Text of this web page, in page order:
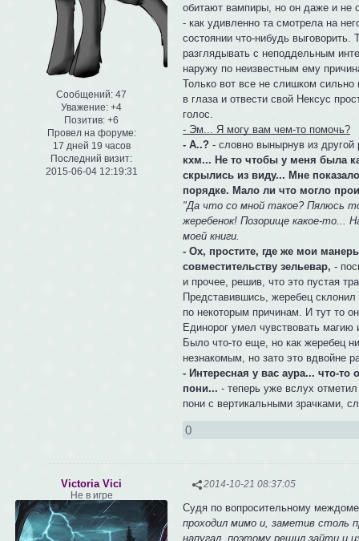
Сообщений: 47
Уважение: +4
Позитив: +6
Провел на форуме:
17 дней 19 часов
Последний визит:
2015-06-04 12:19:31
обитают вампиры, но он даже и не
- как удивленно та смотрела на
состоянии что-нибудь
разглядывать с неподдельным
наружу по неизвестным ему
Только вот все не слишком
в глаза и отвести свой Нексус
голос.
- Эм... Я могу вам чем-то помочь?
- А..? - словно вынырнув из другой
кхм... Не то чтобы у меня была
скрылись из виду... Мне
порядке. Мало ли что могло
"Да что со мной такое? Пялюсь
жеребенок! Позорище какое-то...
моей книги.
- Ох, простите, где же мои
совместительству зельевар, -
и прочее, решив, что это пустая
Представившись, жеребец
по некоторым причинам. И тут то
Единорог умел чувствовать
Было что-то еще, но как жеребец
незнакомым, но зато это вдвойне
- Интересная у вас аура... что-
пони... - теперь уже вслух
пони с вертикальными зрачками,
0
2014-10-21 08:37:05
Victoria Vici
Не в игре
Судя по вопросительному
проходил мимо и, заметив столь
напугал, поэтому решил зайти и